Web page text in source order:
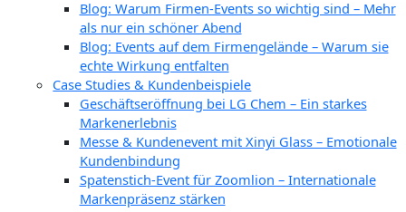
Blog: Warum Firmen-Events so wichtig sind – Mehr
als nur ein schöner Abend
Blog: Events auf dem Firmengelände – Warum sie
echte Wirkung entfalten
Case Studies & Kundenbeispiele
Geschäftseröffnung bei LG Chem – Ein starkes
Markenerlebnis
Messe & Kundenevent mit Xinyi Glass – Emotionale
Kundenbindung
Spatenstich-Event für Zoomlion – Internationale
Markenpräsenz stärken